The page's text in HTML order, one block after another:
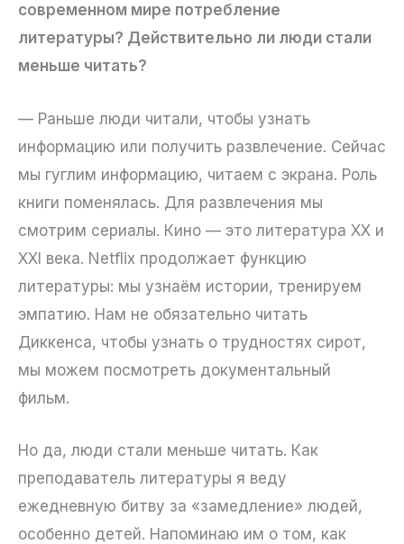
современном мире потребление
литературы? Действительно ли люди стали
меньше читать?
— Раньше люди читали, чтобы узнать
информацию или получить развлечение. Сейчас
мы гуглим информацию, читаем с экрана. Роль
книги поменялась. Для развлечения мы
смотрим сериалы. Кино — это литература XX и
XXI века. Netflix продолжает функцию
литературы: мы узнаём истории, тренируем
эмпатию. Нам не обязательно читать
Диккенса, чтобы узнать о трудностях сирот,
мы можем посмотреть документальный
фильм.
Но да, люди стали меньше читать. Как
преподаватель литературы я веду
ежедневную битву за «замедление» людей,
особенно детей. Напоминаю им о том, как